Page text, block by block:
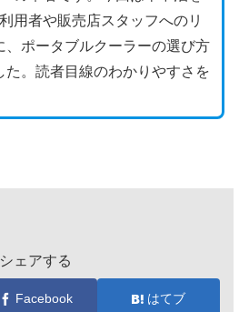
用者や販売店スタッフへのリ
、ポータブルクーラーの選び方
た。読者目線のわかりやすさを
シェアする
Facebook はてブ